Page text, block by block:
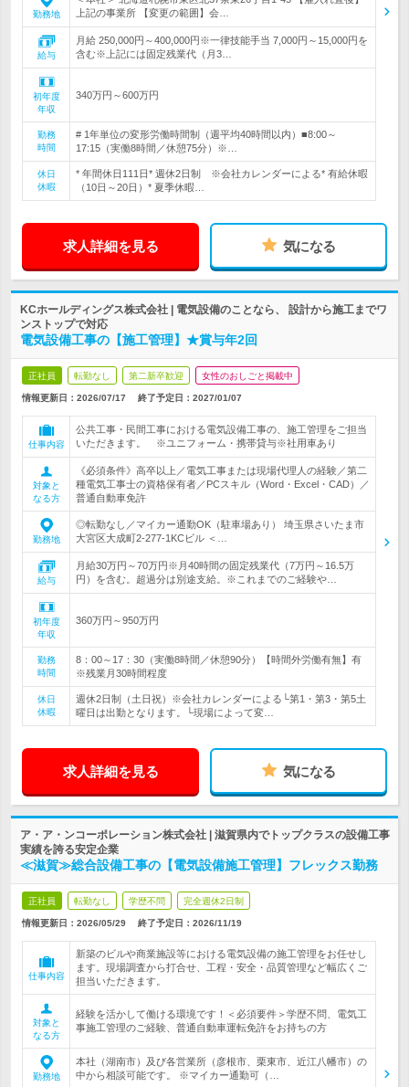
勤務地
上記の事業所 【変更の範囲】会…
給与
月給 250,000円～400,000円※一律技能手当 7,000円～15,000円を
含む※上記には固定残業代（月3…
初年度
年収
340万円～600万円
勤務
時間
# 1年単位の変形労働時間制（週平均40時間以内）■8:00～
17:15（実働8時間／休憩75分）※…
休日
休暇
* 年間休日111日* 週休2日制 ※会社カレンダーによる* 有給休暇
（10日～20日）* 夏季休暇…
求人詳細を見る 気になる
KCホールディングス株式会社 | 電気設備のことなら、 設計から施工までワ
ンストップで対応
電気設備工事の【施工管理】★賞与年2回
正社員 転勤なし 第二新卒歓迎 女性のおしごと掲載中
情報更新日：2026/07/17 終了予定日： 2027/01/07
仕事内容
公共工事・民間工事における電気設備工事の、施工管理をご担当
いただきます。 ※ユニフォーム・携帯貸与※社用車あり
対象と
なる方
《必須条件》高卒以上／電気工事または現場代理人の経験／第二
種電気工事士の資格保有者／PCスキル（Word・Excel・CAD）／
普通自動車免許
勤務地
◎転勤なし／マイカー通勤OK（駐車場あり） 埼玉県さいたま市
大宮区大成町2-277-1KCビル ＜…
給与
月給30万円～70万円※月40時間の固定残業代（7万円～16.5万
円）を含む。超過分は別途支給。※これまでのご経験や…
初年度
年収
360万円～950万円
勤務
時間
8：00～17：30（実働8時間／休憩90分）【時間外労働有無】有
※残業月30時間程度
休日
休暇
週休2日制（土日祝）※会社カレンダーによる└第1・第3・第5土
曜日は出勤となります。└現場によって変…
求人詳細を見る 気になる
ア・ア・ンコーポレーション株式会社 | 滋賀県内でトップクラスの設備工事
実績を誇る安定企業
≪滋賀≫総合設備工事の【電気設備施工管理】フレックス勤務
正社員 転勤なし 学歴不問 完全週休2日制
情報更新日：2026/05/29 終了予定日： 2026/11/19
仕事内容
新築のビルや商業施設等における電気設備の施工管理をお任せし
ます。現場調査から打合せ、工程・安全・品質管理など幅広くご
担当いただきます。
対象と
なる方
経験を活かして働ける環境です！＜必須要件＞学歴不問、電気工
事施工管理のご経験、普通自動車運転免許をお持ちの方
勤務地
本社（湖南市）及び各営業所（彦根市、栗東市、近江八幡市）の
中から相談可能です。 ※マイカー通勤可（…